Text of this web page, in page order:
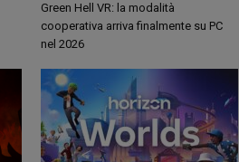
Green Hell VR: la modalità
cooperativa arriva finalmente su PC
nel 2026